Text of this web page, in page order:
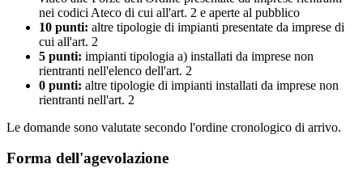
nei codici Ateco di cui all'art. 2 e aperte al pubblico
10 punti: altre tipologie di impianti presentate da imprese di
cui all'art. 2
5 punti: impianti tipologia a) installati da imprese non
rientranti nell'elenco dell'art. 2
0 punti: altre tipologie di impianti installati da imprese non
rientranti nell'art. 2
Le domande sono valutate secondo l'ordine cronologico di arrivo.
Forma dell'agevolazione